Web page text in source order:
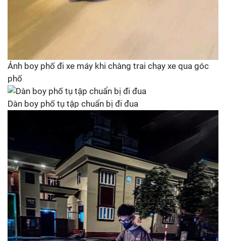
Ảnh boy phố đi xe máy khi chàng trai chạy xe qua góc
phố
Dàn boy phố tụ tập chuẩn bị đi đua